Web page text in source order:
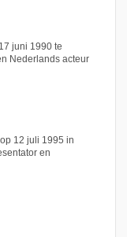
juni 1990 te
Nederlands acteur
12 juli 1995 in
en